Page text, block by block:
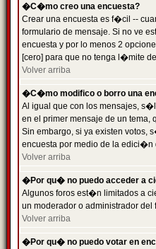
�C�mo creo una encuesta?
Crear una encuesta es f�cil --
formulario de mensaje. Si no ve
encuesta y por lo menos 2
[cero] para que no tenga l�mite
Volver arriba
�C�mo modifico o borro una
Al igual que con los mensajes,
en el primer mensaje de un tema,
Sin embargo, si ya existen votos,
encuesta por medio de la edici�n
Volver arriba
�Por qu� no puedo acceder a
Algunos foros est�n limitados a
un moderador o administrador del
Volver arriba
�Por qu� no puedo votar en